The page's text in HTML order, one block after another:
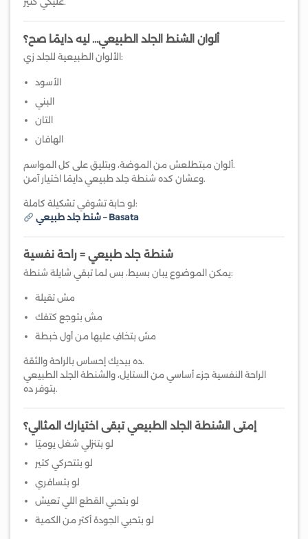
ألوان الشنط الجلد الطبيعي… ليه دايمًا صح؟
الألوان الطبيعية للجلد زي:
الأسود
البني
التان
الهافان
ألوان مبتطلعش من الموضة، وبتليق على كل المواسم.
وعشان كده شنطة جلد طبيعي دايمًا اختيار آمن.
لو حابة تشوفي تشكيلة كاملة:
شنط جلد طبيعي – Basata
شنطة جلد طبيعي = راحة نفسية
يمكن الموضوع يبان بسيط، بس لما تبقي شايلة شنطة:
مش تقيلة
مش بتوجع كتفك
مش بتخافِ عليها من أول خبطة
ده بيديك إحساس بالراحة والثقة.
الراحة النفسية جزء أساسي من الستايل، والشنطة الجلد الطبيعي
بتوفر ده.
إمتى الشنطة الجلد الطبيعي تبقى اختيارك المثالي؟
لو بتنزلي شغل يوميًا
لو بتتحركي كتير
لو بتسافري
لو بتحبي القطع اللي تعيش
لو بتحبي الجودة أكتر من الكمية